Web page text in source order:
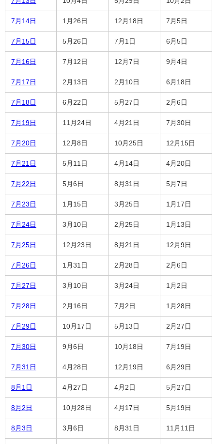
7月14日 1月26日 12月18日 7月5日
7月15日 5月26日 7月1日 6月5日
7月16日 7月12日 12月7日 9月4日
7月17日 2月13日 2月10日 6月18日
7月18日 6月22日 5月27日 2月6日
7月19日 11月24日 4月21日 7月30日
7月20日 12月8日 10月25日 12月15日
7月21日 5月11日 4月14日 4月20日
7月22日 5月6日 8月31日 5月7日
7月23日 1月15日 3月25日 1月17日
7月24日 3月10日 2月25日 1月13日
7月25日 12月23日 8月21日 12月9日
7月26日 1月31日 2月28日 2月6日
7月27日 3月10日 3月24日 1月2日
7月28日 2月16日 7月2日 1月28日
7月29日 10月17日 5月13日 2月27日
7月30日 9月6日 10月18日 7月19日
7月31日 4月28日 12月19日 6月29日
8月1日 4月27日 4月2日 5月27日
8月2日 10月28日 4月17日 5月19日
8月3日 3月6日 8月31日 11月11日